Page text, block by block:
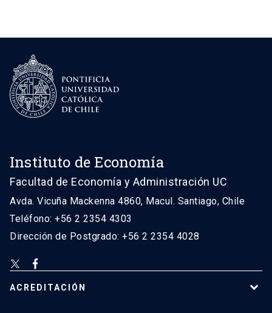
Instituto de Economía
Facultad de Economía y Administración UC
Avda. Vicuña Mackenna 4860, Macul. Santiago, Chile
Teléfono: +56 2 2354 4303
Dirección de Postgrado: +56 2 2354 4028
ACREDITACIÓN